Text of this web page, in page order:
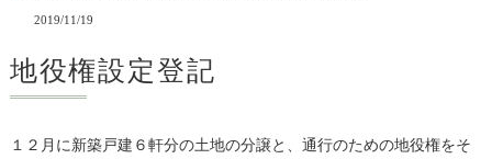
2019/11/19
地役権設定登記
１２月に新築戸建６軒分の土地の分譲と、通行のための地役権をそ